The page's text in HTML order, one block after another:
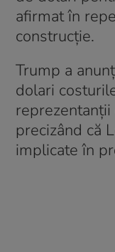
afirmat în
construcție.
Trump a
dolari
precizând că
implicate în